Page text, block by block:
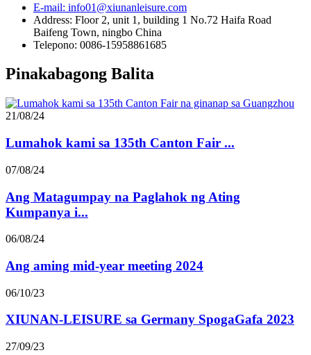
E-mail: info01@xiunanleisure.com
Address: Floor 2, unit 1, building 1 No.72 Haifa Road
Baifeng Town, ningbo China
Telepono: 0086-15958861685
Pinakabagong Balita
21/08/24
Lumahok kami sa 135th Canton Fair ...
07/08/24
Ang Matagumpay na Paglahok ng Ating
Kumpanya i...
06/08/24
Ang aming mid-year meeting 2024
06/10/23
XIUNAN-LEISURE sa Germany SpogaGafa 2023
27/09/23